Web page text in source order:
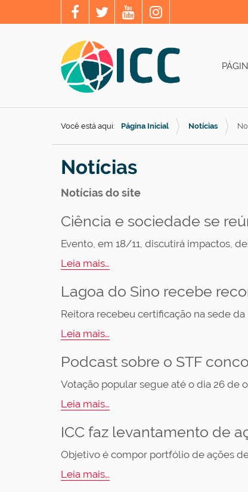
Você está aqui: Página Inicial Notícias
Notícias
Notícias do site
Ciência e sociedade se
Evento, em 18/11, discutirá impactos,
Leia mais…
Lagoa do Sino recebe
Reitora recebeu certificação na sede
Leia mais…
Podcast sobre o STF
Votação popular segue até o dia 26 de
Leia mais…
ICC faz levantamento de
Objetivo é compor portfólio de ações
Leia mais…